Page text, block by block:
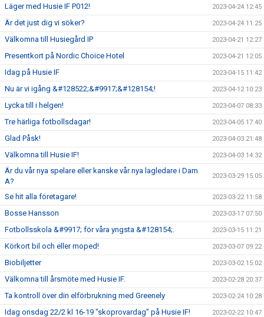
Läger med Husie IF P012! 2023-04-24 12:45
Är det just dig vi söker? 2023-04-24 11:25
Välkomna till Husiegård IP 2023-04-21 12:27
Presentkort på Nordic Choice Hotel 2023-04-21 12:05
Idag på Husie IF 2023-04-15 11:42
Nu är vi igång &#128522;&#9917;&#128154;! 2023-04-12 10:23
Lycka till i helgen! 2023-04-07 08:33
Tre härliga fotbollsdagar! 2023-04-05 17:40
Glad Påsk! 2023-04-03 21:48
Välkomna till Husie IF! 2023-04-03 14:32
Är du vår nya spelare eller kanske vår nya lagledare i Dam
A?
2023-03-29 15:05
Se hit alla företagare! 2023-03-22 11:58
Bosse Hansson 2023-03-17 07:50
Fotbollsskola &#9917; för våra yngsta &#128154;. 2023-03-15 11:21
Körkort bil och eller moped! 2023-03-07 09:22
Biobiljetter 2023-03-02 15:02
Välkomna till årsmöte med Husie IF. 2023-02-28 20:37
Ta kontroll över din elförbrukning med Greenely 2023-02-24 10:28
Idag onsdag 22/2 kl 16-19 "skoprovardag" på Husie IF! 2023-02-22 10:47